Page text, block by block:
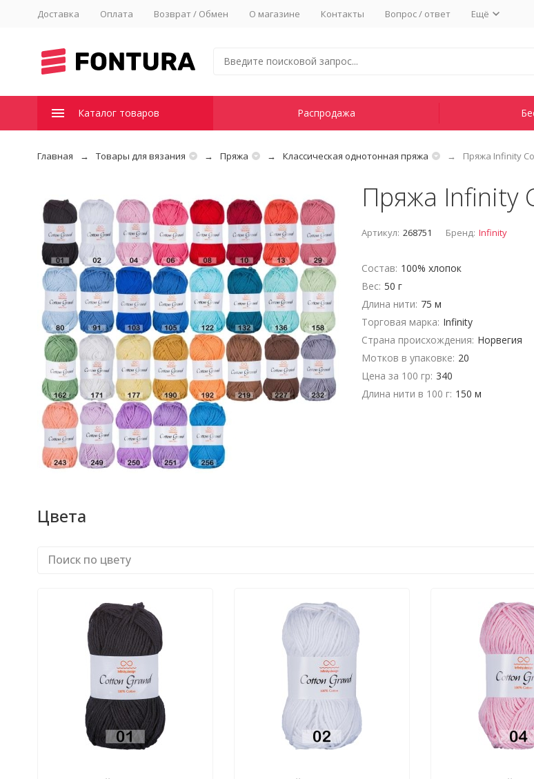
Доставка Оплата Возврат / Обмен О магазине Контакты Вопрос / ответ Ещё
Каталог товаров Распродажа
Главная Товары для вязания Пряжа Классическая однотонная пряжа Пряжа Infinity
Пряжа Infinity
Артикул: 268751 Бренд: Infinity
Состав: 100% хлопок
Вес: 50 г
Длина нити: 75 м
Торговая марка: Infinity
Страна происхождения: Норвегия
Мотков в упаковке: 20
Цена за 100 гр: 340
Длина нити в 100 г: 150 м
Цвета